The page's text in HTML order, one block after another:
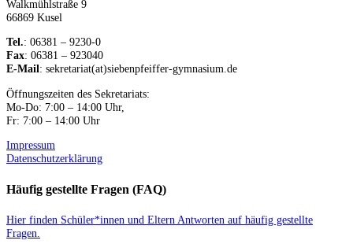
Walkmühlstraße 9
66869 Kusel
Tel.: 06381 – 9230-0
Fax: 06381 – 923040
E-Mail: sekretariat(at)siebenpfeiffer-gymnasium.de
Öffnungszeiten des Sekretariats:
Mo-Do: 7:00 – 14:00 Uhr,
Fr: 7:00 – 14:00 Uhr
Impressum
Datenschutzerklärung
Häufig gestellte Fragen (FAQ)
Hier finden Schüler*innen und Eltern Antworten auf häufig gestellte
Fragen.